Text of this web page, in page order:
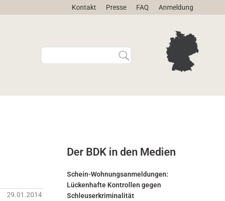
Kontakt Presse FAQ Anmeldung
W
e
c
E
r
e
29.01.2014
Der BDK in den Medien
Schein-Wohnungsanmeldungen:
Lückenhafte Kontrollen gegen
Schleuserkriminalität